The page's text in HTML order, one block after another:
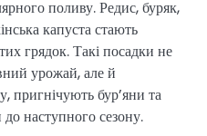
поливу. Редис, буряк,
капуста стають
грядок. Такі посадки не
урожай, але й
пригнічують бур’яни та
наступного сезону.